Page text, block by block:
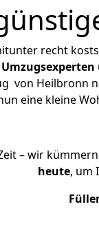
recht
von Heilbronn
eine kleine
– wir
heute, um